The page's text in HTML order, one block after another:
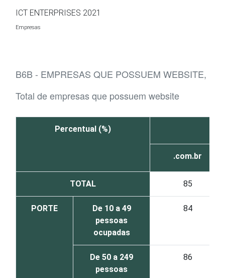
ICT ENTERPRISES 2021
Empresas
B6B - EMPRESAS QUE POSSUEM WEBSITE,
Total de empresas que possuem website
Percentual (%)
.com.br
TOTAL 85
PORTE
De 10 a 49
pessoas
ocupadas
84
De 50 a 249
pessoas
86